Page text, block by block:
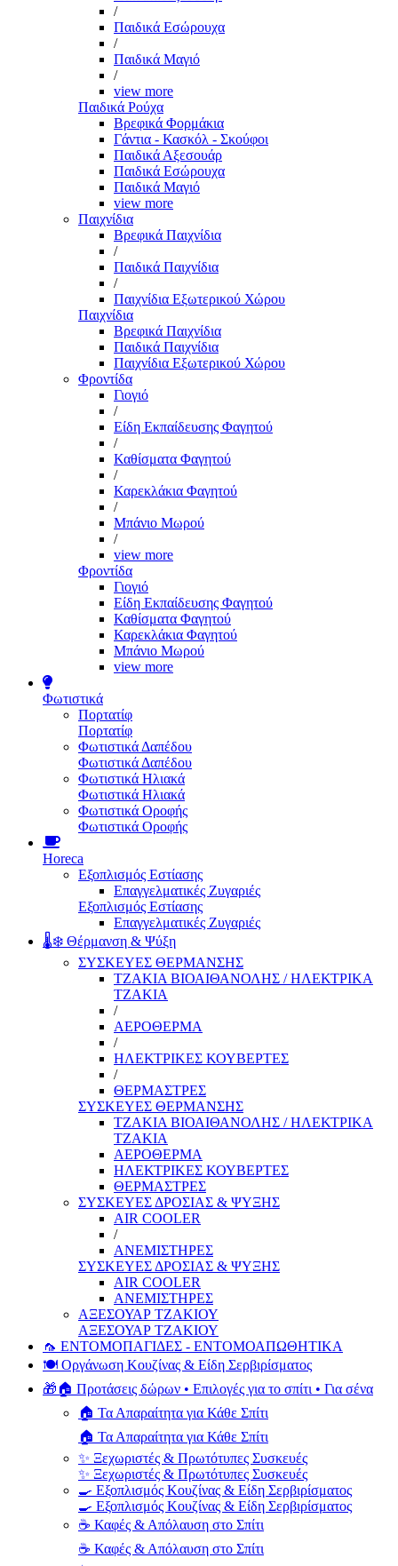
/
Παιδικά Εσώρουχα
/
Παιδικά Μαγιό
/
view more
Παιδικά Ρούχα
Βρεφικά Φορμάκια
Γάντια - Κασκόλ - Σκούφοι
Παιδικά Αξεσουάρ
Παιδικά Εσώρουχα
Παιδικά Μαγιό
view more
Παιχνίδια
Βρεφικά Παιχνίδια
/
Παιδικά Παιχνίδια
/
Παιχνίδια Εξωτερικού Χώρου
Παιχνίδια
Βρεφικά Παιχνίδια
Παιδικά Παιχνίδια
Παιχνίδια Εξωτερικού Χώρου
Φροντίδα
Γιογιό
/
Είδη Εκπαίδευσης Φαγητού
/
Καθίσματα Φαγητού
/
Καρεκλάκια Φαγητού
/
Μπάνιο Μωρού
/
view more
Φροντίδα
Γιογιό
Είδη Εκπαίδευσης Φαγητού
Καθίσματα Φαγητού
Καρεκλάκια Φαγητού
Μπάνιο Μωρού
view more
Φωτιστικά
Πορτατίφ
Πορτατίφ
Φωτιστικά Δαπέδου
Φωτιστικά Δαπέδου
Φωτιστικά Ηλιακά
Φωτιστικά Ηλιακά
Φωτιστικά Οροφής
Φωτιστικά Οροφής
Horeca
Εξοπλισμός Εστίασης
Επαγγελματικές Ζυγαριές
Εξοπλισμός Εστίασης
Επαγγελματικές Ζυγαριές
🌡️❄️ Θέρμανση & Ψύξη
ΣΥΣΚΕΥΕΣ ΘΕΡΜΑΝΣΗΣ
ΤΖΑΚΙΑ ΒΙΟΑΙΘΑΝΟΛΗΣ / ΗΛΕΚΤΡΙΚΑ
ΤΖΑΚΙΑ
/
ΑΕΡΟΘΕΡΜΑ
/
ΗΛΕΚΤΡΙΚΕΣ ΚΟΥΒΕΡΤΕΣ
/
ΘΕΡΜΑΣΤΡΕΣ
ΣΥΣΚΕΥΕΣ ΘΕΡΜΑΝΣΗΣ
ΤΖΑΚΙΑ ΒΙΟΑΙΘΑΝΟΛΗΣ / ΗΛΕΚΤΡΙΚΑ
ΤΖΑΚΙΑ
ΑΕΡΟΘΕΡΜΑ
ΗΛΕΚΤΡΙΚΕΣ ΚΟΥΒΕΡΤΕΣ
ΘΕΡΜΑΣΤΡΕΣ
ΣΥΣΚΕΥΕΣ ΔΡΟΣΙΑΣ & ΨΥΞΗΣ
AIR COOLER
/
ΑΝΕΜΙΣΤΗΡΕΣ
ΣΥΣΚΕΥΕΣ ΔΡΟΣΙΑΣ & ΨΥΞΗΣ
AIR COOLER
ΑΝΕΜΙΣΤΗΡΕΣ
ΑΞΕΣΟΥΑΡ ΤΖΑΚΙΟΥ
ΑΞΕΣΟΥΑΡ ΤΖΑΚΙΟΥ
🦟 ΕΝΤΟΜΟΠΑΓΙΔΕΣ - ΕΝΤΟΜΟΑΠΩΘΗΤΙΚΑ
🍽️ Οργάνωση Κουζίνας & Είδη Σερβιρίσματος
🎁🏠 Προτάσεις δώρων • Επιλογές για το σπίτι • Για σένα
🏠 Τα Απαραίτητα για Κάθε Σπίτι
🏠 Τα Απαραίτητα για Κάθε Σπίτι
✨ Ξεχωριστές & Πρωτότυπες Συσκευές
✨ Ξεχωριστές & Πρωτότυπες Συσκευές
🍳 Εξοπλισμός Κουζίνας & Είδη Σερβιρίσματος
🍳 Εξοπλισμός Κουζίνας & Είδη Σερβιρίσματος
☕ Καφές & Απόλαυση στο Σπίτι
☕ Καφές & Απόλαυση στο Σπίτι